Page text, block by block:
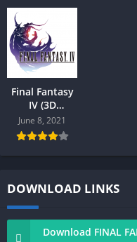
Final Fantasy
IV (3D
REMAKE) Mod
Android
June 8, 2021
DOWNLOAD LINKS
Download FINAL